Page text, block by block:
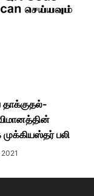
தாக்குதல்-
பலி